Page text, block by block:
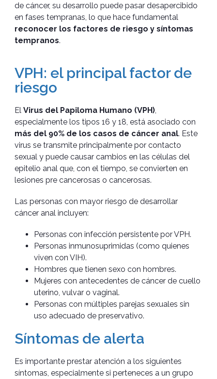
de cáncer, su desarrollo puede pasar desapercibido
en fases tempranas, lo que hace fundamental
reconocer los factores de riesgo y síntomas
tempranos.
VPH: el principal factor de
riesgo
El Virus del Papiloma Humano (VPH)
especialmente los tipos 16 y 18, está asociado con
más del 90% de los casos de cáncer anal. Este
virus se transmite principalmente por contacto
sexual y puede causar cambios en las células del
epitelio anal que, con el tiempo, se convierten en
lesiones pre cancerosas o cancerosas.
Las personas con mayor riesgo de desarrollar
cáncer anal incluyen:
Personas con infección persistente por VPH.
Personas inmunosuprimidas (como quienes
viven con VIH).
Hombres que tienen sexo con hombres.
Mujeres con antecedentes de cáncer de cuello
uterino, vulvar o vaginal.
Personas con múltiples parejas sexuales sin
uso adecuado de preservativo.
Síntomas de alerta
Es importante prestar atención a los siguientes
síntomas, especialmente si perteneces a un grupo